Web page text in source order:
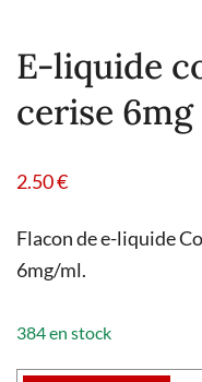
E-liquide
cerise 6mg
2.50€
Flacon de e-liquide
6mg/ml.
384 en stock